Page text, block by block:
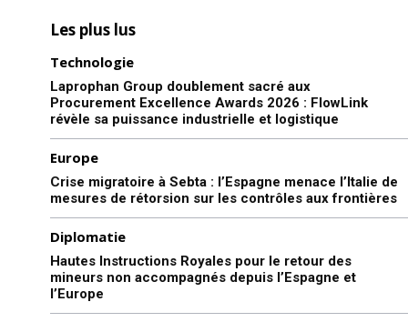
Les plus lus
Technologie
Laprophan Group doublement sacré aux
Procurement Excellence Awards 2026 : FlowLink
révèle sa puissance industrielle et logistique
Europe
Crise migratoire à Sebta : l’Espagne menace l’Italie de
mesures de rétorsion sur les contrôles aux frontières
Diplomatie
Hautes Instructions Royales pour le retour des
mineurs non accompagnés depuis l’Espagne et
l’Europe